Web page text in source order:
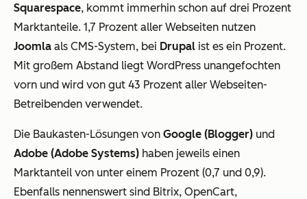
Squarespace, kommt immerhin schon auf drei Prozent
Marktanteile. 1,7 Prozent aller Webseiten nutzen
Joomla als CMS-System, bei Drupal ist es ein Prozent.
Mit großem Abstand liegt WordPress unangefochten
vorn und wird von gut 43 Prozent aller Webseiten-
Betreibenden verwendet.
Die Baukasten-Lösungen von Google (Blogger) und
Adobe (Adobe Systems) haben jeweils einen
Marktanteil von unter einem Prozent (0,7 und 0,9).
Ebenfalls nennenswert sind Bitrix, OpenCart,